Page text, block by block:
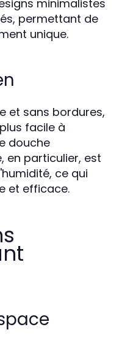
minimalistes
permettant de
unique.
et sans bordures,
facile à
douche
en particulier, est
ce qui
et efficace.